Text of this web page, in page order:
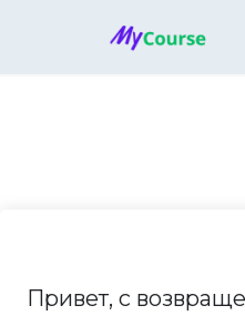
Привет, с